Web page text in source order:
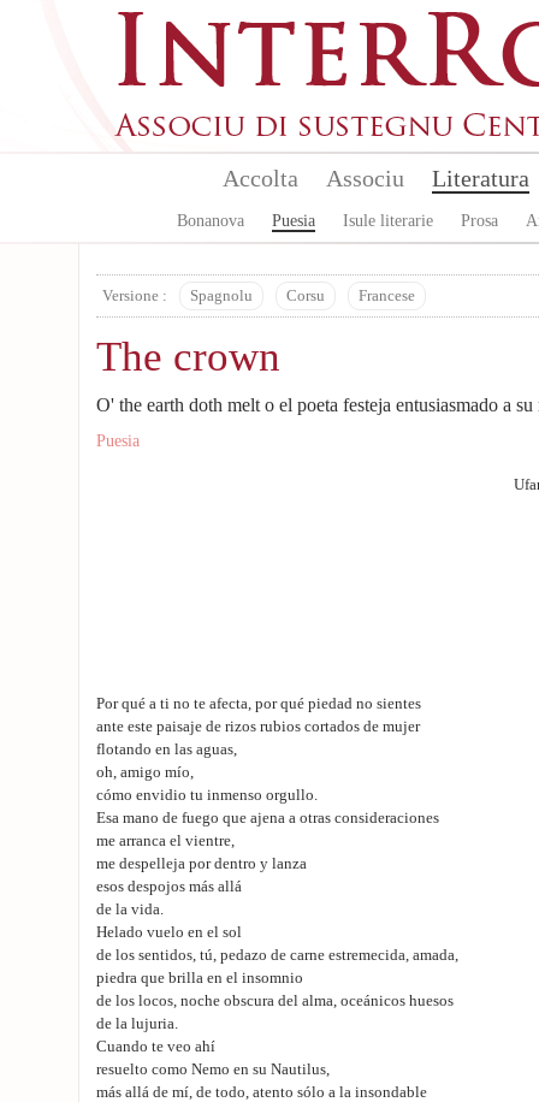
Accolta Associu Literatura
Bonanova Puesia Isule literarie Prosa
Versione : Spagnolu Corsu Francese
The crown
O' the earth doth melt o el poeta festeja entusiasmado a
Puesia
Por qué a ti no te afecta, por qué piedad no sientes
ante este paisaje de rizos rubios cortados de mujer
flotando en las aguas,
oh, amigo mío,
cómo envidio tu inmenso orgullo.
Esa mano de fuego que ajena a otras consideraciones
me arranca el vientre,
me despelleja por dentro y lanza
esos despojos más allá
de la vida.
Helado vuelo en el sol
de los sentidos, tú, pedazo de carne estremecida, amada,
piedra que brilla en el insomnio
de los locos, noche obscura del alma, oceánicos huesos
de la lujuria.
Cuando te veo ahí
resuelto como Nemo en su Nautilus,
más allá de mí, de todo, atento sólo a la insondable